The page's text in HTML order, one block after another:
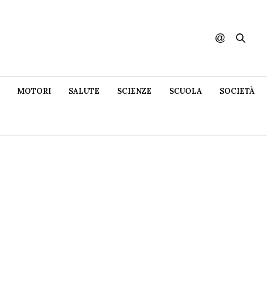
MOTORI SALUTE SCIENZE SCUOLA SOCIETÀ